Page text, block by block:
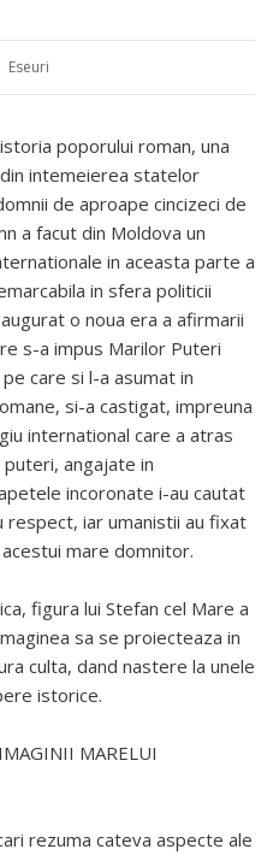
Eseuri
poporului roman, una
intemeierea statelor
de aproape cincizeci de
a facut din Moldova un
in aceasta parte a
in sfera politicii
o noua era a afirmarii
s-a impus Marilor Puteri
care si l-a asumat in
si-a castigat, impreuna
international care a atras
angajate in
incoronate i-au cautat
respect, iar umanistii au fixat
mare domnitor.
figura lui Stefan cel Mare a
sa se proiecteaza in
culta, dand nastere la unele
istorice.
MARELUI
rezuma cateva aspecte ale